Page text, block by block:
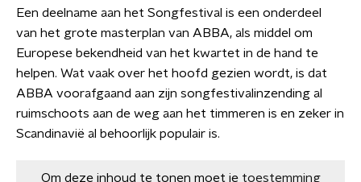
Een deelname aan het Songfestival is een onderdeel
van het grote masterplan van ABBA, als middel om
Europese bekendheid van het kwartet in de hand te
helpen. Wat vaak over het hoofd gezien wordt, is dat
ABBA voorafgaand aan zijn songfestivalinzending al
ruimschoots aan de weg aan het timmeren is en zeker in
Scandinavië al behoorlijk populair is.
Om deze inhoud te tonen moet je toestemming